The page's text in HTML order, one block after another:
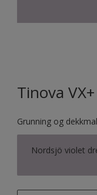
Tinova
Grunning og
Nordsjö violet